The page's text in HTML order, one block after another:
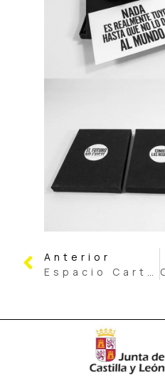
Anterior
Espacio Cartón